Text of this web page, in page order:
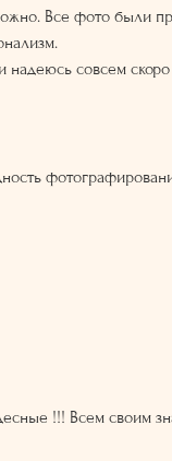
Все фото были
совсем
!!! Всем своим